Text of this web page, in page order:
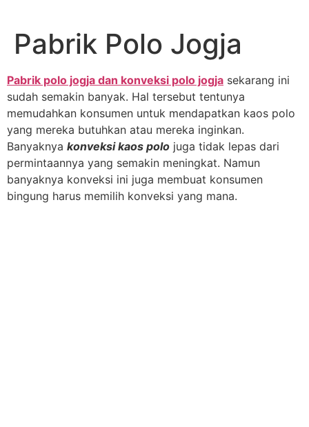
kontenPabrik Polo Jogja
Pabrik polo jogja dan konveksi polo jogja sekarang ini
sudah semakin banyak. Hal tersebut tentunya
memudahkan konsumen untuk mendapatkan kaos polo
yang mereka butuhkan atau mereka inginkan.
Banyaknya konveksi kaos polo juga tidak lepas dari
permintaannya yang semakin meningkat. Namun
banyaknya konveksi ini juga membuat konsumen
bingung harus memilih konveksi yang mana.